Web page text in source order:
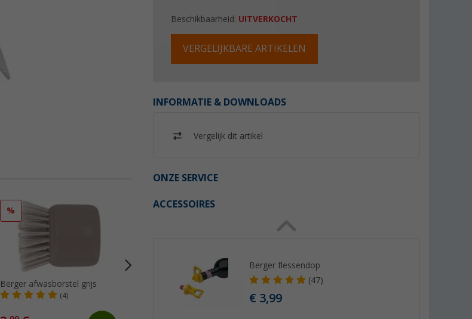
Beschikbaarheid: UITVERKOCHT
VERGELIJKBARE ARTIKELEN
INFORMATIE & DOWNLOADS
Vergelijk dit artikel
ONZE SERVICE
ACCESSOIRES
Berger flessendop
(47)
€ 3,99
%
Berger afwasborstel grijs
(4)
Berger keukengerei set 6
stuks incl. opbergtas
Berger spatel met gleuf
siliconen/kunststof groen